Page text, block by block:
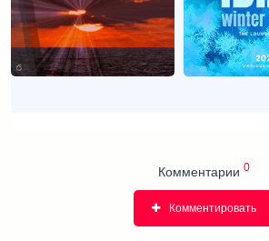
Комментарии 0
Комментировать